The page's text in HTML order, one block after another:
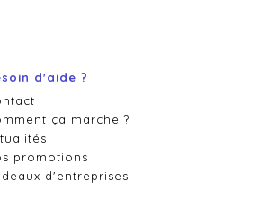
d'aide ?
ça marche ?
promotions
d'entreprises